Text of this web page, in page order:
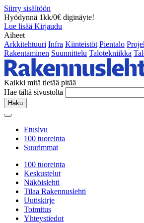
Siirry sisältöön
Hyödynnä 1kk/0€ diginäyte!
Lue lisää Kirjaudu
Aiheet
Arkkitehtuuri Infra Kiinteistöt Pientalo
Rakentaminen Suunnittelu Talotekniikka
Kaikki mitä tietää pitää
Hae tältä sivustolta
Haku
Etusivu
100 tuoreinta
Suurimmat
100 tuoreinta
Keskustelut
Näköislehti
Tilaa Rakennuslehti
Uutiskirje
Toimitus
Yhteystiedot